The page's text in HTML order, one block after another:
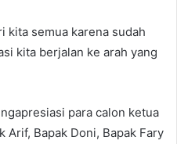
kita semua karena sudah
kita berjalan ke arah yang
para calon ketua
Arif, Bapak Doni, Bapak Fary